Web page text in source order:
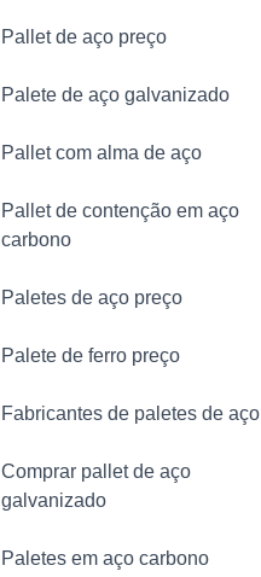
Pallet de aço preço
Palete de aço galvanizado
Pallet com alma de aço
Pallet de contenção em aço
carbono
Paletes de aço preço
Palete de ferro preço
Fabricantes de paletes de aço
Comprar pallet de aço
galvanizado
Paletes em aço carbono